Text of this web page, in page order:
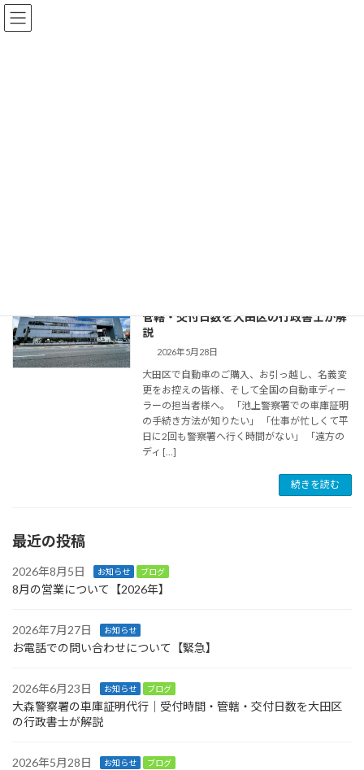
コ
ン
ナ
ビ
管轄・交付日数を大田区の行政書士が解
説
2026年5月28日
大田区で自動車のご購入、お引っ越し、名義変
更をお控えの皆様、そして全国の自動車ディー
ラーの担当者様へ。 「池上警察署での車庫証明
の手続き方法が知りたい」 「仕事が忙しくて平
日に2回も警察署へ行く時間がない」 「遠方の
ディ […]
続きを読む
最近の投稿
2026年8月5日 お知らせ ブログ
8月の営業について【2026年】
2026年7月27日 お知らせ
お電話での問い合わせについて【緊急】
2026年6月23日 お知らせ ブログ
大森警察署の車庫証明代行｜受付時間・管轄・交付日数を大田区
の行政書士が解説
2026年5月28日 お知らせ ブログ